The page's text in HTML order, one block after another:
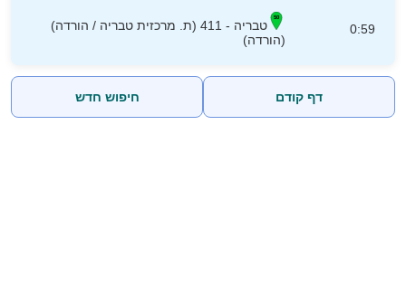
0:59
טבריה - 411 (ת. מרכזית טבריה / הורדה)
(הורדה)
דף קודם חיפוש חדש